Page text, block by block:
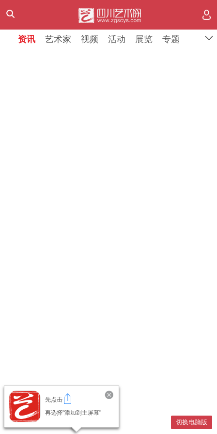
资讯 艺术家 视频 活动 展览 专题
资讯 艺术家 视频 活动 展览 专题
先点击
再选择"添加到主屏幕"
切换电脑版
切换电脑版